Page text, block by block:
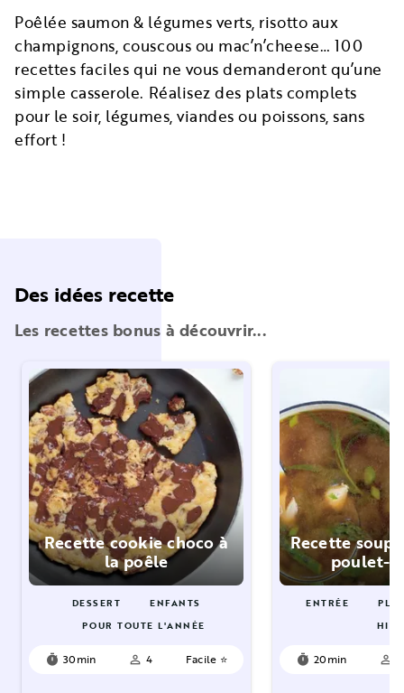
Poêlée saumon & légumes verts, risotto aux
champignons, couscous ou mac’n’cheese… 100
recettes faciles qui ne vous demanderont qu’une
simple casserole. Réalisez des plats complets
pour le soir, légumes, viandes ou poissons, sans
effort !
Des idées recette
Les recettes bonus à découvrir...
Recette cookie choco à
la poêle
DESSERT
ENFANTS
POUR TOUTE L'ANNÉE
timer 30min person_outline 4 Facile ⭐
Recette
poulet-
ENTRÉE
timer 20min person_outline